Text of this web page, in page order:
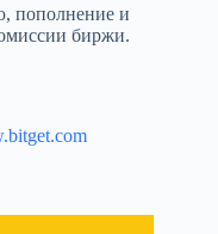
пополнение и
биржи.